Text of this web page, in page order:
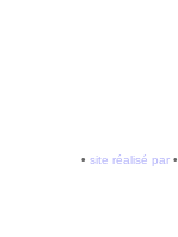
• site réalisé par•